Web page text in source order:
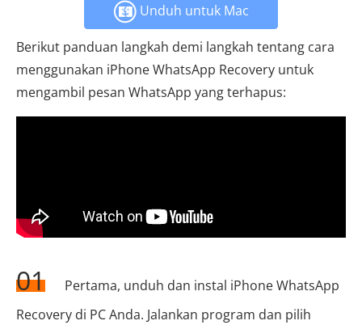
Unduh untuk Mac
Berikut panduan langkah demi langkah tentang cara
menggunakan iPhone WhatsApp Recovery untuk
mengambil pesan WhatsApp yang terhapus:
01
Pertama, unduh dan instal iPhone WhatsApp
Recovery di PC Anda. Jalankan program dan pilih